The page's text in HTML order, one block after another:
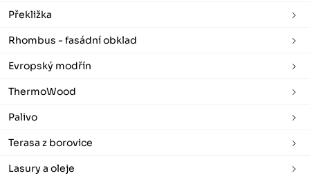
Překližka
Rhombus - fasádní obklad
Evropský modřín
ThermoWood
Palivo
Terasa z borovice
Lasury a oleje